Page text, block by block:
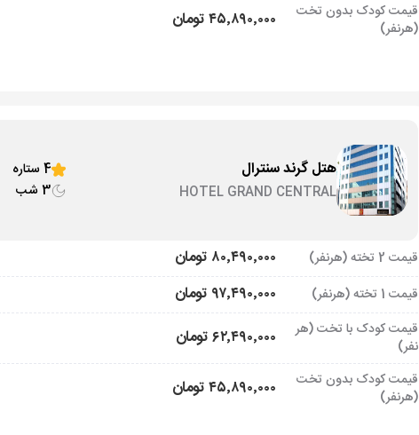
قیمت کودک بدون تخت
(هرنفر)
۴۵٬۸۹۰٬۰۰۰ تومان
هتل گرند سنترال
HOTEL GRAND CENTRAL
4 ستاره
3 شب
قیمت 2 تخته (هرنفر) ۸۰٬۴۹۰٬۰۰۰ تومان
قیمت 1 تخته (هرنفر) ۹۷٬۴۹۰٬۰۰۰ تومان
قیمت کودک با تخت (هر
نفر)
۶۲٬۴۹۰٬۰۰۰ تومان
قیمت کودک بدون تخت
(هرنفر)
۴۵٬۸۹۰٬۰۰۰ تومان